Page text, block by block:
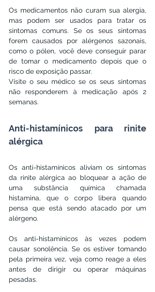
Os medicamentos não curam sua alergia,
mas podem ser usados ​​para tratar os
sintomas comuns. Se os seus sintomas
forem causados ​​por alérgenos sazonais,
como o pólen, você deve conseguir parar
de tomar o medicamento depois que o
risco de exposição passar.
Visite o seu médico se os seus sintomas
não responderem à medicação após 2
semanas.
Anti-histamínicos para rinite
alérgica
Os anti-histamínicos aliviam os sintomas
da rinite alérgica ao bloquear a ação de
uma substância química chamada
histamina, que o corpo libera quando
pensa que está sendo atacado por um
alérgeno.
Os anti-histamínicos às vezes podem
causar sonolência. Se os estiver tomando
pela primeira vez, veja como reage a eles
antes de dirigir ou operar máquinas
pesadas.